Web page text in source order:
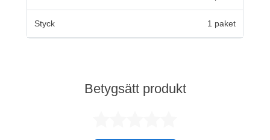
Styck 1 paket
Betygsätt produkt